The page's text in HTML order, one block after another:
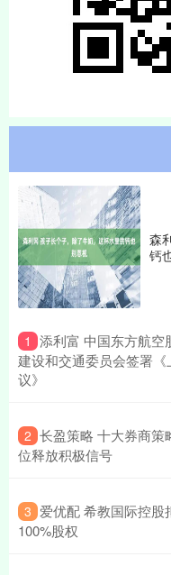
森
钙
1 添利富 中国东方航空
建设和交通委员会签署
议》
2 长盈策略 十大券商策
位释放积极信号
3 爱优配 希教国际控股
100%股权